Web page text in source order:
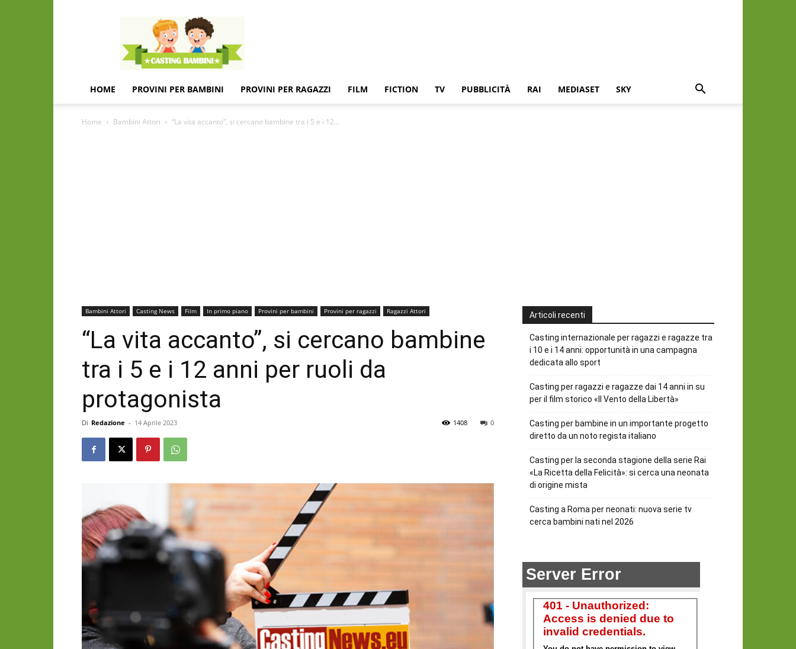
Casting
e
provini
per
bambini
e
HOME PROVINI PER BAMBINI PROVINI PER RAGAZZI FILM FICTION TV PUBBLICITÀ RAI MEDIASET SKY
Home Bambini Attori “La vita accanto”, si cercano bambine tra i 5 e i 12...
Bambini Attori Casting News Film In primo piano Provini per bambini Provini per ragazzi Ragazzi Attori
“La vita accanto”, si cercano bambine
tra i 5 e i 12 anni per ruoli da
protagonista
Di Redazione - 14 Aprile 2023 0
1408
Articoli recenti
Casting internazionale per ragazzi e ragazze tra
i 10 e i 14 anni: opportunità in una campagna
dedicata allo sport
Casting per ragazzi e ragazze dai 14 anni in su
per il film storico «Il Vento della Libertà»
Casting per bambine in un importante progetto
diretto da un noto regista italiano
Casting per la seconda stagione della serie Rai
«La Ricetta della Felicità»: si cerca una neonata
di origine mista
Casting a Roma per neonati: nuova serie tv
cerca bambini nati nel 2026